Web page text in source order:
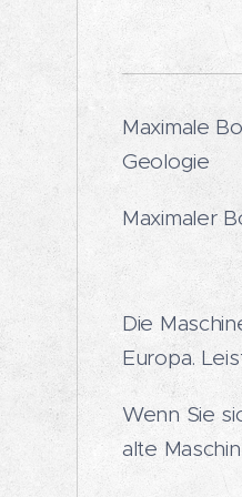
Maximale
Geologie
Maximaler
Die
Europa.
Wenn Sie
alte